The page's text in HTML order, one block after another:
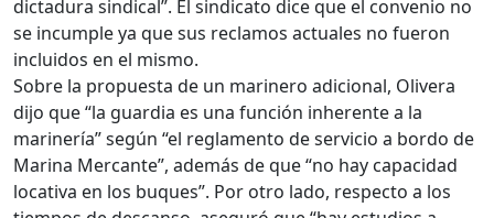
dictadura sindical”. El sindicato dice que el convenio no
se incumple ya que sus reclamos actuales no fueron
incluidos en el mismo.
Sobre la propuesta de un marinero adicional, Olivera
dijo que “la guardia es una función inherente a la
marinería” según “el reglamento de servicio a bordo de
Marina Mercante”, además de que “no hay capacidad
locativa en los buques”. Por otro lado, respecto a los